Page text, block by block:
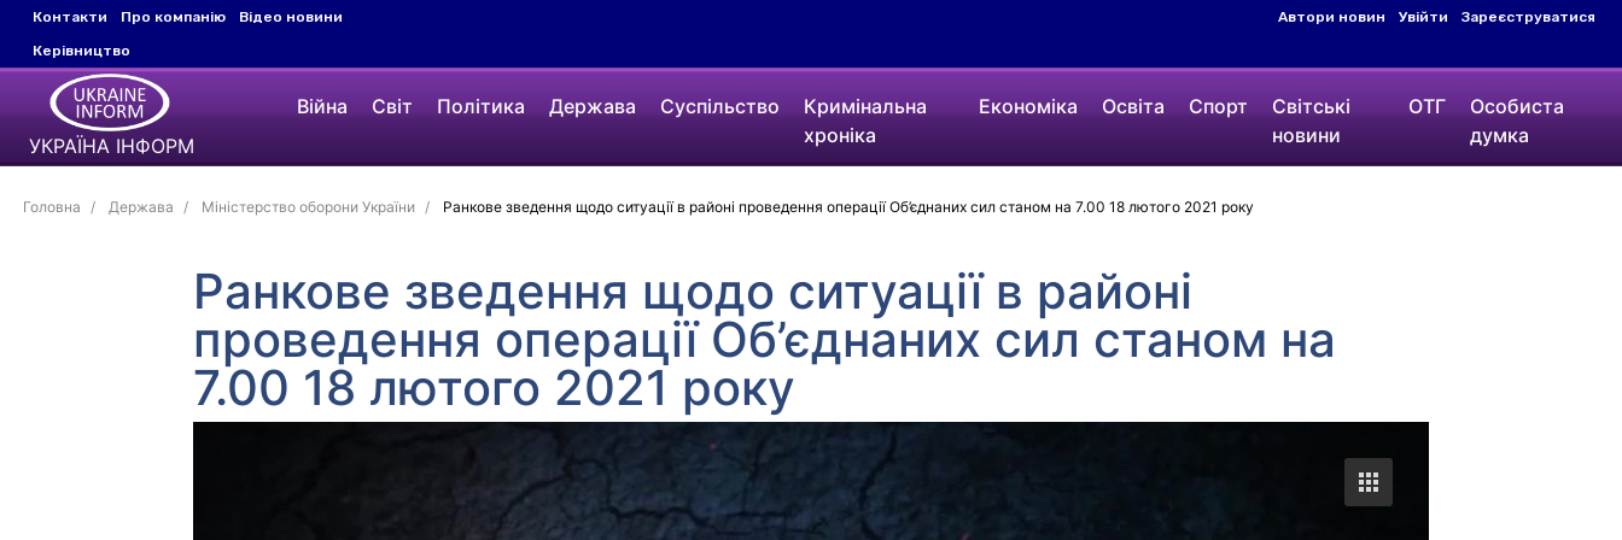
Контакти Про компанію
Відео новини
Керівництво
Автори новин Увійти Зареєструватися
УКРАЇНА ІНФОРМ
Війна Світ Політика Держава Суспільство
Кримінальна
хроніка
Економіка Освіта Спорт
Світські
новини
ОТГ
Особиста
думка
Головна Держава Міністерство оборони України Ранкове зведення щодо ситуації в районі проведення операції Об’єднаних сил станом на 7.00 18 лютого 2021 року
Ранкове зведення щодо ситуації в районі
проведення операції Об’єднаних сил станом на
7.00 18 лютого 2021 року